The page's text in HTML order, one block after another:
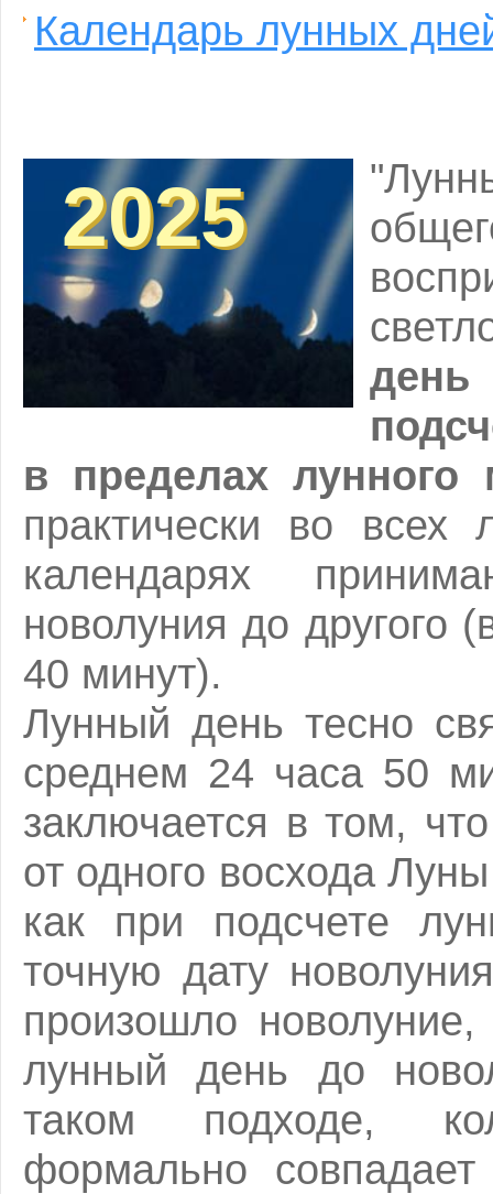
Календарь лунных
2025
2025
в пределах лунного
практически во всех
календарях
новолуния до другого
40 минут).
Лунный день тесно
среднем 24 часа 50
заключается в том,
от одного восхода
как при подсчете
точную дату
произошло
лунный день до
таком подходе,
формально